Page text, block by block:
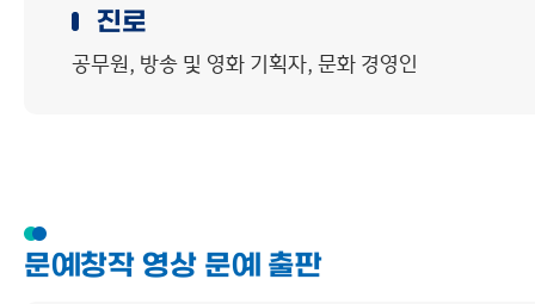
진로
공무원, 방송 및 영화 기획자, 문화 경영인
문예창작 영상 문예 출판